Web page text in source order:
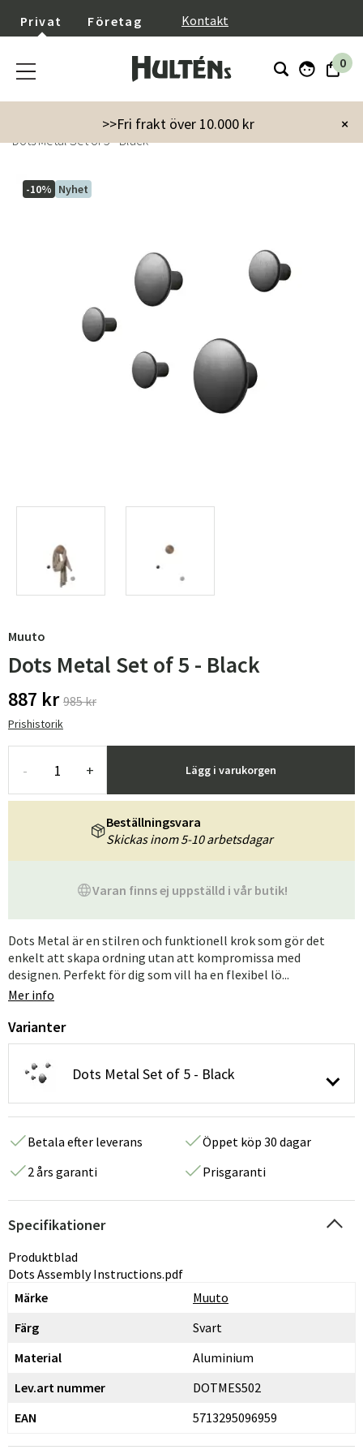
Privat Företag Kontakt
0
×
>>Fri frakt över 10.000 kr
Möbler Förvaringsmöbler
Krokar & hängare
Dots Metal Set of 5 - Black
-10% Nyhet
Muuto
Dots Metal Set of 5 - Black
887 kr 985 kr
Prishistorik
- + Lägg i varukorgen
Varan finns ej uppställd i vår butik!
Beställningsvara
Skickas inom 5-10 arbetsdagar
Dots Metal är en stilren och funktionell krok som gör det
enkelt att skapa ordning utan att kompromissa med
designen. Perfekt för dig som vill ha en flexibel lö...
Mer info
Varianter
Dots Metal Set of 5 - Black
Betala efter leverans
Öppet köp 30 dagar
2 års garanti
Prisgaranti
Specifikationer
Produktblad
Dots Assembly Instructions.pdf
Märke
Muuto
Färg
Svart
Material
Aluminium
Lev.art nummer
DOTMES502
EAN
5713295096959